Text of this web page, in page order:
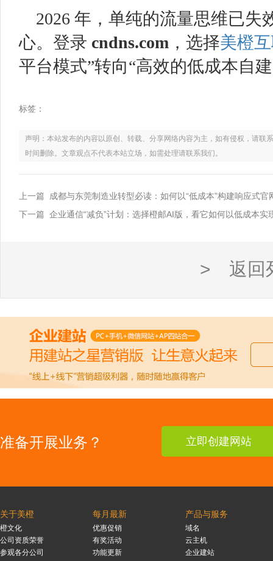
2026 年，单纯的流量思维已
心。登录 cndns.com ，选择美橙
平台模式”转向“高效的低成本自
标签：
声明：本站发布的内容以原创、转载、分享网络内容为主，如有侵权，请
时间删除。文章观点不代表本站立场，如需处理请联系我们。
上一篇 成都与东莞制造业转型必读：如何以“低成本”构建响应式
下一篇 企业通信“减负”计划：选择橙邮AI版，看它如何以低成本实
> 返回
准备开展业务？ 立即创建网站
关于美橙
橙文化
公司资质荣誉
参观各分公司
每月最新
优惠促销
有奖活动
功能更新
产品与服务
域名
云主机
企业建站